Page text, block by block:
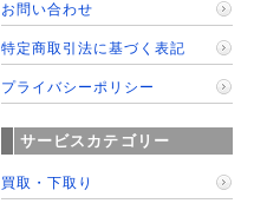
お問い合わせ
特定商取引法に基づく表記
プライバシーポリシー
サービスカテゴリー
買取・下取り